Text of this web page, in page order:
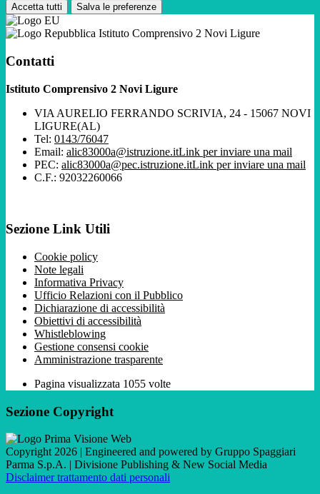
Accetta tutti Salva le preferenze
Istituto Comprensivo 2 Novi Ligure
Contatti
Istituto Comprensivo 2 Novi Ligure
VIA AURELIO FERRANDO SCRIVIA, 24 - 15067 NOVI
LIGURE(AL)
Tel: 0143/76047
Email: alic83000a@istruzione.itLink per inviare una mail
PEC: alic83000a@pec.istruzione.itLink per inviare una mail
C.F.: 92032260066
Sezione Link Utili
Cookie policy
Note legali
Informativa Privacy
Ufficio Relazioni con il Pubblico
Dichiarazione di accessibilità
Obiettivi di accessibilità
Whistleblowing
Gestione consensi cookie
Amministrazione trasparente
Pagina visualizzata 1055 volte
Sezione Copyright
Copyright 2026 | Engineered and powered by Gruppo Spaggiari
Parma S.p.A. | Divisione Publishing & New Social Media
Disclaimer trattamento dati personali